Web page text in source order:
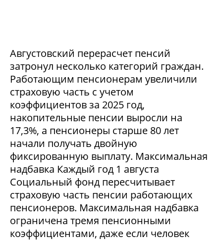
Августовский перерасчет пенсий
затронул несколько категорий граждан.
Работающим пенсионерам увеличили
страховую часть с учетом
коэффициентов за 2025 год,
накопительные пенсии выросли на
17,3%, а пенсионеры старше 80 лет
начали получать двойную
фиксированную выплату. Максимальная
надбавка Каждый год 1 августа
Социальный фонд пересчитывает
страховую часть пенсии работающих
пенсионеров. Максимальная надбавка
ограничена тремя пенсионными
коэффициентами, даже если человек